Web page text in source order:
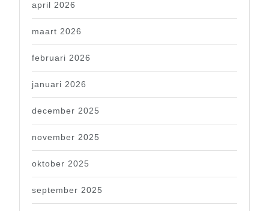
april 2026
maart 2026
februari 2026
januari 2026
december 2025
november 2025
oktober 2025
september 2025